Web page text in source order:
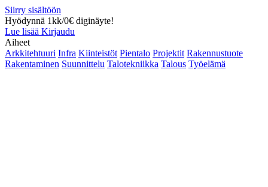
Siirry sisältöön
Hyödynnä 1kk/0€ diginäyte!
Lue lisää Kirjaudu
Aiheet
Arkkitehtuuri Infra Kiinteistöt Pientalo Projektit Rakennustuote
Rakentaminen Suunnittelu Talotekniikka Talous Työelämä